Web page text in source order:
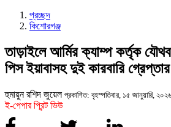
প্রচ্ছদ
কিশোরগঞ্জ
তাড়াইলে আর্মির ক্যাম্প কর্তৃক
পিস ইয়াবাসহ দুই কারবারি গ্রেপ্তার
হুমায়ুন রশিদ জুয়েল প্রকাশিত: বৃহস্পতিবার, ১৫ জানুয়ারি,
ই-পেপার প্রিন্ট ভিউ